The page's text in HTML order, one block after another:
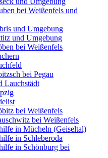
bei Weißenfels und
und Umgebung
und Umgebung
bei Weißenfels
bei Pegau
Lauchstädt
bei Weißenfels
bei Weißenfels
in Mücheln (Geiseltal)
in Schleberoda
in Schönburg bei